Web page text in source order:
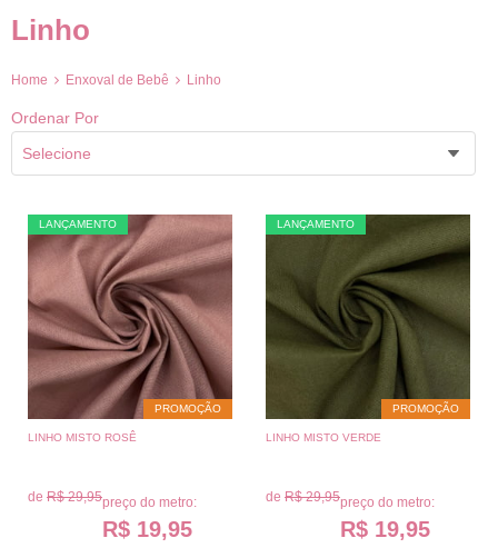
Linho
Home Enxoval de Bebê Linho
Ordenar Por
Selecione
PROMOÇÃO
LANÇAMENTO
LINHO MISTO ROSÊ
de R$ 29,95preço do metro:
R$ 19,95
PROMOÇÃO
LANÇAMENTO
LINHO MISTO VERDE
de R$ 29,95preço do metro:
R$ 19,95